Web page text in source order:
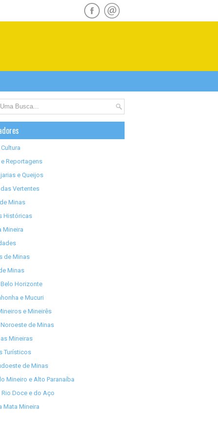
Reportagens
e Queijos
Vertentes
Minas
Históricas
Mineira
de Minas
Minas
Horizonte
e Mucuri
e Mineirês
de Minas
Mineiras
Turísticos
de Minas
Mineiro e Alto Paranaíba
Rio Doce e do Aço
Mata Mineira